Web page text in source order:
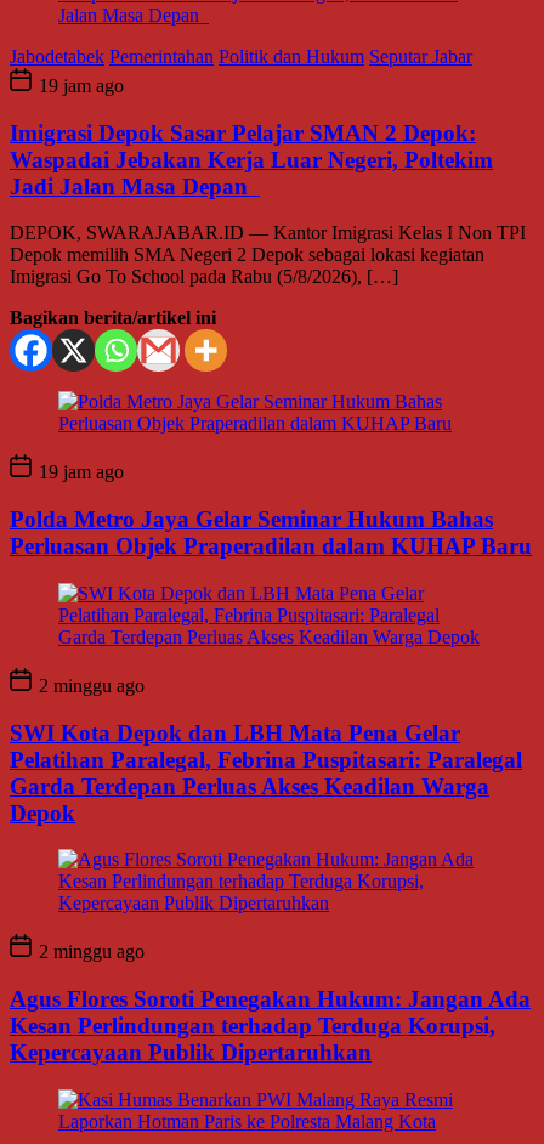
Jabodetabek Pemerintahan Politik dan Hukum Seputar Jabar
19 jam ago
Imigrasi Depok Sasar Pelajar SMAN 2 Depok:
Waspadai Jebakan Kerja Luar Negeri, Poltekim
Jadi Jalan Masa Depan
DEPOK, SWARAJABAR.ID — Kantor Imigrasi Kelas I Non TPI
Depok memilih SMA Negeri 2 Depok sebagai lokasi kegiatan
Imigrasi Go To School pada Rabu (5/8/2026), […]
Bagikan berita/artikel ini
19 jam ago
Polda Metro Jaya Gelar Seminar Hukum Bahas
Perluasan Objek Praperadilan dalam KUHAP Baru
2 minggu ago
SWI Kota Depok dan LBH Mata Pena Gelar
Pelatihan Paralegal, Febrina Puspitasari: Paralegal
Garda Terdepan Perluas Akses Keadilan Warga
Depok
2 minggu ago
Agus Flores Soroti Penegakan Hukum: Jangan Ada
Kesan Perlindungan terhadap Terduga Korupsi,
Kepercayaan Publik Dipertaruhkan